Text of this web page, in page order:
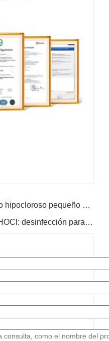
anterior : Generador de ácido hipocloroso pequeño hogar
siguiente : Generadores de HOCl: desinfección para escuelas